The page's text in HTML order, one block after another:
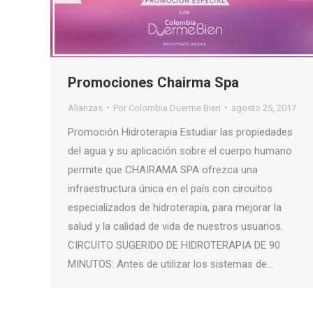
Promociones Chairma Spa
Alianzas Por Colombia Duerme Bien agosto 25, 2017
Promoción Hidroterapia Estudiar las propiedades
del agua y su aplicación sobre el cuerpo humano
permite que CHAIRAMA SPA ofrezca una
infraestructura única en el país con circuitos
especializados de hidroterapia, para mejorar la
salud y la calidad de vida de nuestros usuarios.
CIRCUITO SUGERIDO DE HIDROTERAPIA DE 90
MINUTOS: Antes de utilizar los sistemas de…